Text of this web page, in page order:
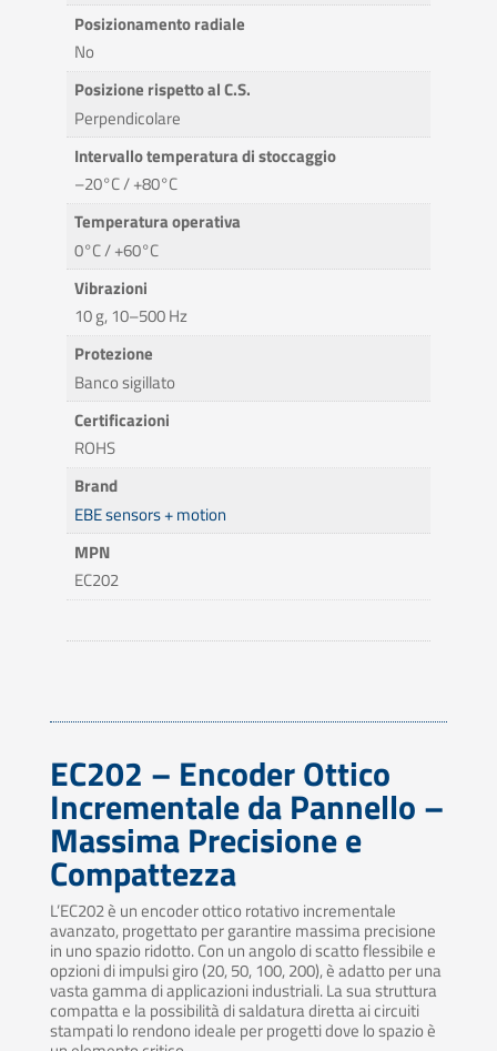
Posizionamento radiale
No
Posizione rispetto al C.S.
Perpendicolare
Intervallo temperatura di stoccaggio
–20°C / +80°C
Temperatura operativa
0°C / +60°C
Vibrazioni
10 g, 10–500 Hz
Protezione
Banco sigillato
Certificazioni
ROHS
Brand
EBE sensors + motion
MPN
EC202
EC202 – Encoder Ottico
Incrementale da Pannello –
Massima Precisione e
Compattezza
L’EC202 è un encoder ottico rotativo incrementale
avanzato, progettato per garantire massima precisione
in uno spazio ridotto. Con un angolo di scatto flessibile e
opzioni di impulsi giro (20, 50, 100, 200), è adatto per una
vasta gamma di applicazioni industriali. La sua struttura
compatta e la possibilità di saldatura diretta ai circuiti
stampati lo rendono ideale per progetti dove lo spazio è